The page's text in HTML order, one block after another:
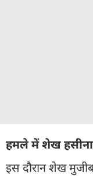
हमले में शेख
इस दौरान शेख